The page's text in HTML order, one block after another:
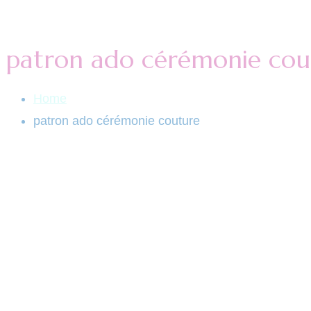
patron ado cérémonie
Home
patron ado cérémonie couture